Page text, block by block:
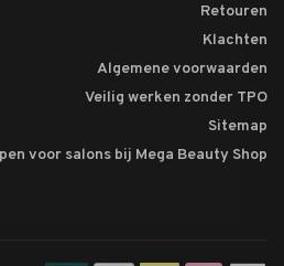
Retouren
Klachten
Algemene voorwaarden
Veilig werken zonder TPO
Sitemap
voor salons bij Mega Beauty Shop